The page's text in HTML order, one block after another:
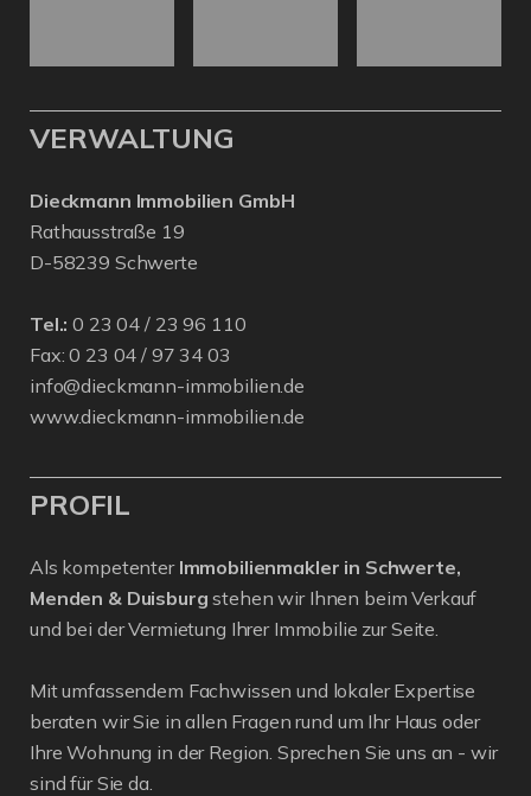
VERWALTUNG
Dieckmann Immobilien GmbH
Rathausstraße 19
D-58239 Schwerte
Tel.: 0 23 04 / 23 96 110
Fax: 0 23 04 / 97 34 03
info@dieckmann-immobilien.de
www.dieckmann-immobilien.de
PROFIL
Als kompetenter Immobilienmakler in Schwerte,
Menden & Duisburg stehen wir Ihnen beim Verkauf
und bei der Vermietung Ihrer Immobilie zur Seite.
Mit umfassendem Fachwissen und lokaler Expertise
beraten wir Sie in allen Fragen rund um Ihr Haus oder
Ihre Wohnung in der Region. Sprechen Sie uns an - wir
sind für Sie da.